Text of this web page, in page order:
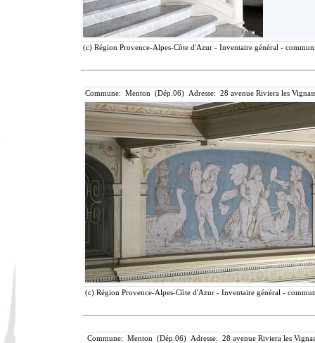
(c) Région Provence-Alpes-Côte d'Azur - Inventaire général -
Commune: Menton (Dép.06) Adresse: 28 avenue Riviera les
(c) Région Provence-Alpes-Côte d'Azur - Inventaire général -
Commune: Menton (Dép.06) Adresse: 28 avenue Riviera les